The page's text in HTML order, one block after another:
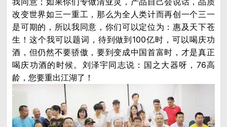
改变世界如三一重工，那么为全人类计而再创一个三一
是可期的，所以我同意，你们可以定位为：惠及天下苍
生！这个我可以题词，待到做到100亿时，可以喝庆功
酒，但仍然不要骄傲，要到变成中国首富时，才是真正
喝庆功酒的时候。刘泽宇同志说：国之大器呀，76高
龄，您要重出江湖了！